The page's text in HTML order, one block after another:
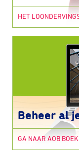
HET
Beheer al
GA NAAR AOB